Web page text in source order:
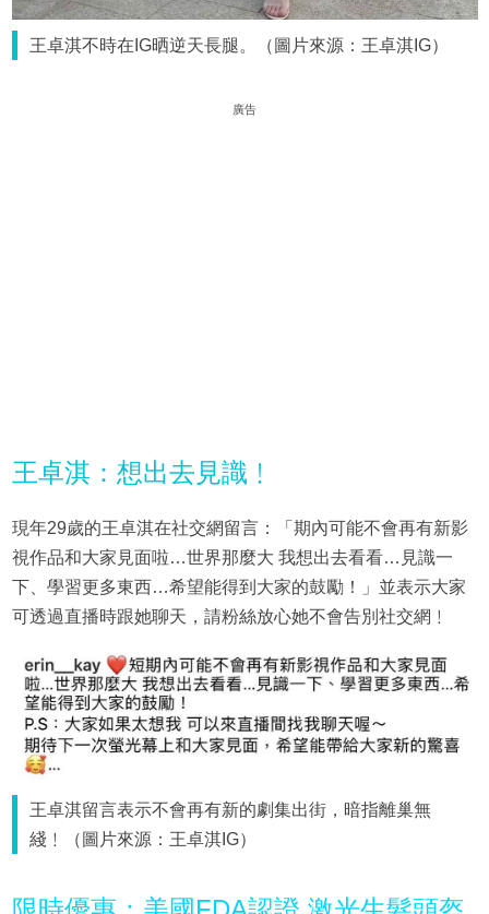
王卓淇不時在IG晒逆天長腿。（圖片來源：王卓淇IG）
廣告
王卓淇：想出去見識﹗
現年29歲的王卓淇在社交網留言：「期內可能不會再有新影
視作品和大家見面啦…世界那麼大 我想出去看看…見識一
下、學習更多東西…希望能得到大家的鼓勵！」並表示大家
可透過直播時跟她聊天，請粉絲放心她不會告別社交網﹗
王卓淇留言表示不會再有新的劇集出街，暗指離巢無
綫﹗（圖片來源：王卓淇IG）